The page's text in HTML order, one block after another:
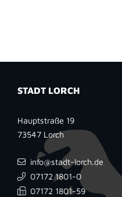
STADT LORCH
Hauptstraße 19
73547 Lorch
info@stadt-lorch.de
07172 1801-0
07172 1801-59